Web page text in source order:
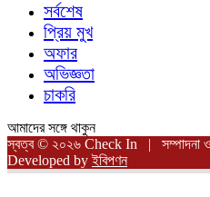
সর্বশেষ
প্রিয় মুখ
অফার
অভিজ্ঞতা
চাকরি
আমাদের সঙ্গে থাকুন
স্বত্ব © ২০২৬ Check In | সম্পাদনা
Developed byইবিপণন